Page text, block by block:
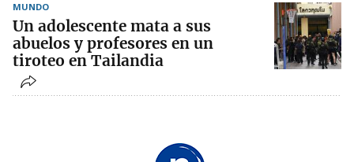
MUNDO
Un adolescente mata a sus
abuelos y profesores en un
tiroteo en Tailandia